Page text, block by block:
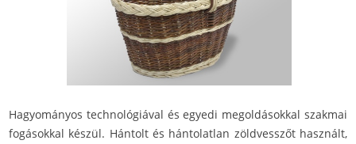
Hagyományos technológiával és egyedi megoldásokkal szakmai
fogásokkal készül. Hántolt és hántolatlan zöldvesszőt használt,